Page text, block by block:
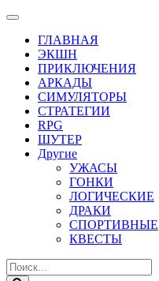
ГЛАВНАЯ
ЭКШН
ПРИКЛЮЧЕНИЯ
АРКАДЫ
СИМУЛЯТОРЫ
СТРАТЕГИИ
RPG
ШУТЕР
Другие
УЖАСЫ
ГОНКИ
ЛОГИЧЕСКИЕ
ДРАКИ
СПОРТИВНЫЕ
КВЕСТЫ